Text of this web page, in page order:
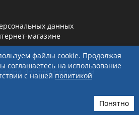
данных
магазине
файлы cookie. Продолжая
соглашаетесь на использование
с нашей политикой
Понятно